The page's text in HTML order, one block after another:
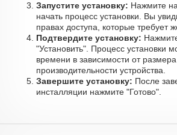
Запустите установку: Нажмите
начать процесс установки. Вы
правах доступа, которые требует
Подтвердите установку:
"Установить". Процесс установки
времени в зависимости от
производительности устройства.
Завершите установку: После
инсталляции нажмите "Готово".